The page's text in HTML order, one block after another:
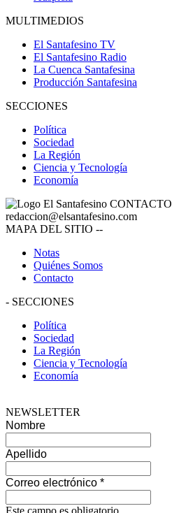
MULTIMEDIOS
El Santafesino TV
El Santafesino Radio
La Cuenca Santafesina
Producción Santafesina
SECCIONES
Política
Sociedad
La Región
Ciencia y Tecnología
Economía
CONTACTO
redaccion@elsantafesino.com
MAPA DEL SITIO --
Notas
Quiénes Somos
Contacto
- SECCIONES
Política
Sociedad
La Región
Ciencia y Tecnología
Economía
NEWSLETTER
Nombre
Apellido
Correo electrónico *